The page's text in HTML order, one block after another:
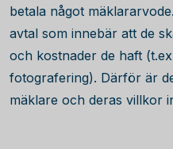
betala något
avtal som innebär att de
och kostnader de haft
fotografering). Därför är
mäklare och deras villkor